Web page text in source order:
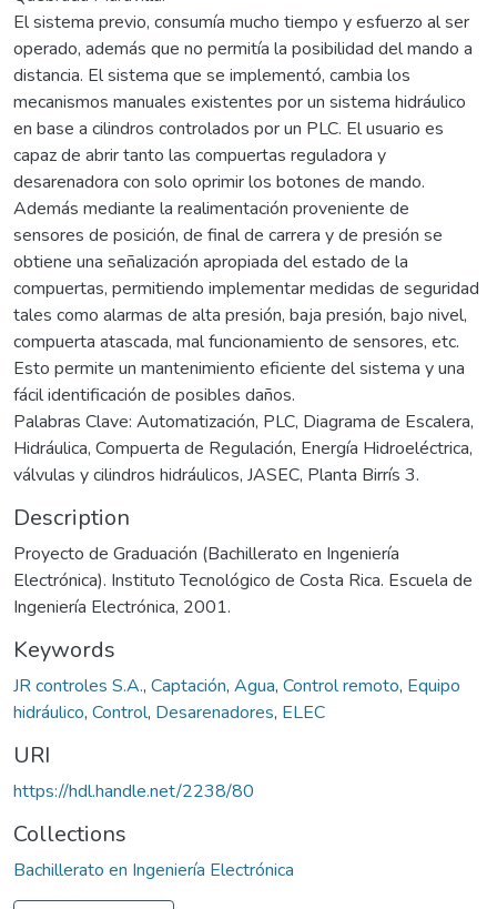
El sistema previo, consumía mucho tiempo y esfuerzo al ser
operado, además que no permitía la posibilidad del mando a
distancia. El sistema que se implementó, cambia los
mecanismos manuales existentes por un sistema hidráulico
en base a cilindros controlados por un PLC. El usuario es
capaz de abrir tanto las compuertas reguladora y
desarenadora con solo oprimir los botones de mando.
Además mediante la realimentación proveniente de
sensores de posición, de final de carrera y de presión se
obtiene una señalización apropiada del estado de la
compuertas, permitiendo implementar medidas de seguridad
tales como alarmas de alta presión, baja presión, bajo nivel,
compuerta atascada, mal funcionamiento de sensores, etc.
Esto permite un mantenimiento eficiente del sistema y una
fácil identificación de posibles daños.
Palabras Clave: Automatización, PLC, Diagrama de Escalera,
Hidráulica, Compuerta de Regulación, Energía Hidroeléctrica,
válvulas y cilindros hidráulicos, JASEC, Planta Birrís 3.
Description
Proyecto de Graduación (Bachillerato en Ingeniería
Electrónica). Instituto Tecnológico de Costa Rica. Escuela de
Ingeniería Electrónica, 2001.
Keywords
JR controles S.A., Captación, Agua, Control remoto, Equipo
hidráulico, Control, Desarenadores, ELEC
URI
https://hdl.handle.net/2238/80
Collections
Bachillerato en Ingeniería Electrónica